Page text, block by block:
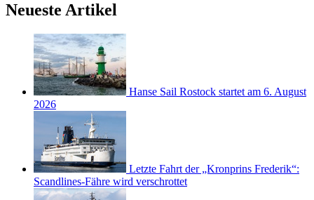
Neueste Artikel
Hanse Sail Rostock startet am 6. August
2026
Letzte Fahrt der „Kronprins Frederik“:
Scandlines-Fähre wird verschrottet